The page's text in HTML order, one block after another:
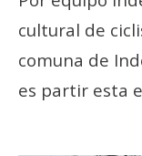
cultural de
comuna de
es partir esta